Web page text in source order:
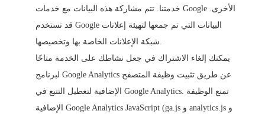
خدمتنا. تتم مشاركة هذه البيانات مع خدمات Google الأخرى.
قد تستخدم Google البيانات التي تم جمعها لتهيئة إعلانات
شبكة الإعلانات الخاصة بها وتخصيصها.
يمكنك إلغاء الاشتراك في جعل نشاطك على الخدمة متاحًا
لبرنامج Google Analytics عن طريق تثبيت وظيفة المتصفح
الإضافية لتعطيل التتبع في Google Analytics. تمنع الوظيفة
الإضافية Google Analytics JavaScript (ga.js و analytics.js و